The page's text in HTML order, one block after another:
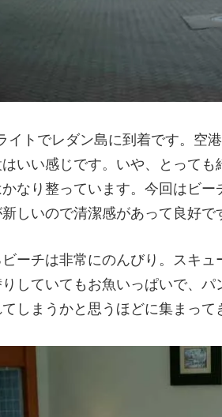
イトでレダン島に到着です。空
いい感じです。いや、とって
なり整っています。今回はビ
しいので清潔感があって良好で
ーチは非常にのんびり。スキ
していてもお魚いっぱいで、
しまうかと思うほどに集まって